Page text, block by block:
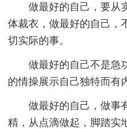
做最好的自己，要从
体裁衣，做最好的自己，
切实际的事。
做最好的自己不是急
的情操展示自己独特而有
做最好的自己，做事
精，从点滴做起，脚踏实